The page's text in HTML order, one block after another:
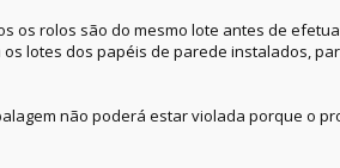
os rolos são do mesmo lote antes de
lotes dos papéis de parede instalados,
não poderá estar violada porque o